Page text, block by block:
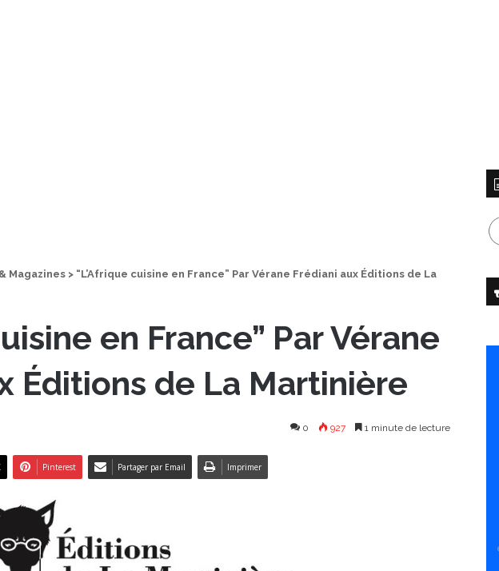
Magazines > “L’Afrique cuisine en France” Par Vérane Frédiani aux Éditions de La
en France” Par Vérane
Éditions de La Martinière
0 927 1 minute de lecture
Pinterest Partager par Email Imprimer